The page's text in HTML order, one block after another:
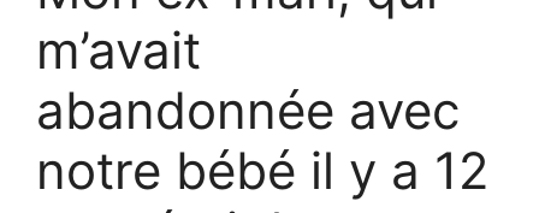
m’avait
abandonnée avec
notre bébé il y a 12